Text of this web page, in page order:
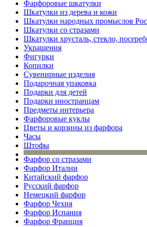
Фарфоровые шкатулки
Шкатулки из дерева и кожи
Шкатулки народных промыслов
Шкатулки со стразами
Шкатулки хрусталь, стекло,
Украшения
Фигурки
Копилки
Сувенирные изделия
Подарочная упаковка
Подарки для детей
Подарки иностранцам
Предметы интерьера
Фарфоровые куклы
Цветы и корзины из фарфора
Часы
Штофы
Фарфор со стразами
Фарфор Италии
Китайский фарфор
Русский фарфор
Немецкий фарфор
Фарфор Чехия
Фарфор Испания
Фарфор Франция